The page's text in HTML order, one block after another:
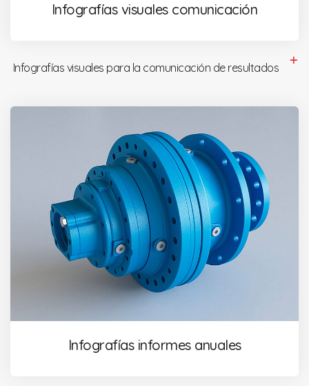
Infografías visuales comunicación
Infografías visuales para la comunicación de resultados
Infografías informes anuales